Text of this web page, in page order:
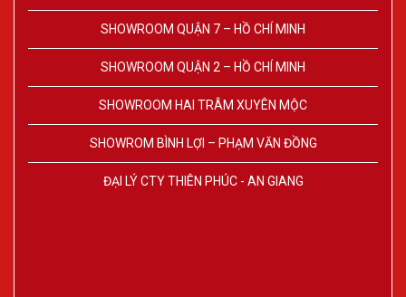
SHOWROOM QUẬN 7 – HỒ CHÍ MINH
SHOWROOM QUẬN 2 – HỒ CHÍ MINH
SHOWROOM HAI TRÂM XUYÊN MỘC
SHOWROM BÌNH LỢI – PHẠM VĂN ĐỒNG
ĐẠI LÝ CTY THIÊN PHÚC - AN GIANG